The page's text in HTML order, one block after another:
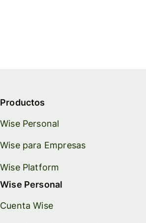
Productos
Wise Personal
Wise para Empresas
Wise Platform
Wise Personal
Cuenta Wise